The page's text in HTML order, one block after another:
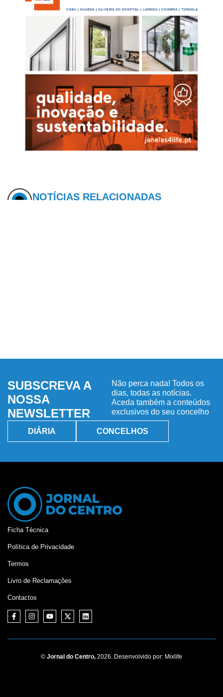
NOTÍCIAS RELACIONADAS
SUBSCREVA A
NOSSA
NEWSLETTER
Não perca nada! Todos os
dias, todas as notícias.
Aceda também a conteúdos
exclusivos do seu concelho
DIÁRIA CONCELHOS
Ficha Técnica
Política de Privacidade
Termos
Livro de Reclamações
Contactos
© Jornal do Centro, 2026. Desenvolvido por: Mixlife